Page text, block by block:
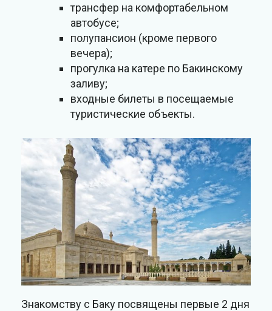
трансфер на комфортабельном
автобусе;
полупансион (кроме первого
вечера);
прогулка на катере по Бакинскому
заливу;
входные билеты в посещаемые
туристические объекты.
Знакомству с Баку посвящены первые 2 дня